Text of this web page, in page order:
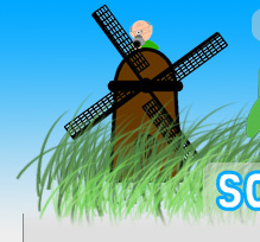
Overslaan en naar de inhoud gaan